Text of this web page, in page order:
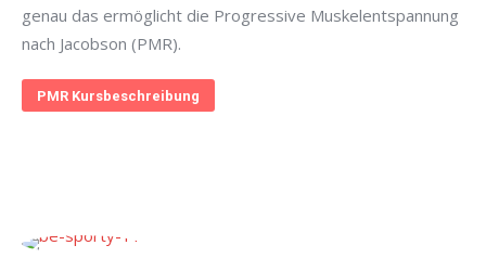
genau das ermöglicht die Progressive Muskelentspannung
nach Jacobson (PMR).
PMR Kursbeschreibung